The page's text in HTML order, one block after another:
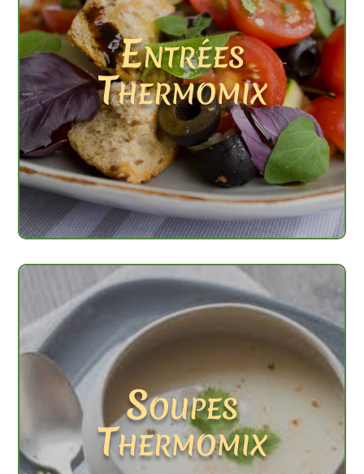
Entrées
Thermomix
Soupes
Thermomix